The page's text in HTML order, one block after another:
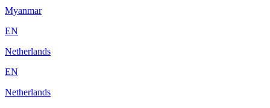
Myanmar
EN
Netherlands
EN
Netherlands